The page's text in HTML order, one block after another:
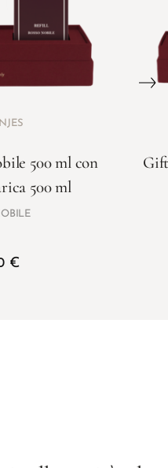
500 ml con
500 ml
€